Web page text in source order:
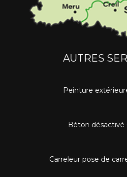
AUTRES
Peinture
Béton désactivé
Carreleur pose de